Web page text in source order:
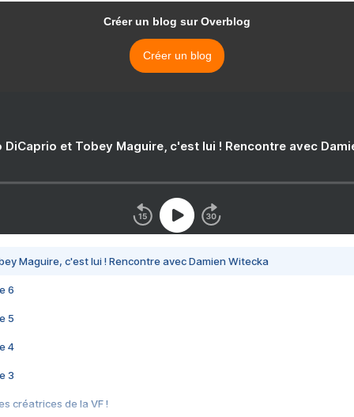
Créer un blog sur Overblog
Créer un blog
DiCaprio et Tobey Maguire, c'est lui ! Rencontre avec
Maguire, c'est lui ! Rencontre avec Damien Witecka
6
5
4
3
créatrices de la VF !